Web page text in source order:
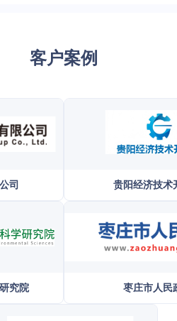
客户案例
司 贵阳经济技术
究院 枣庄市人民